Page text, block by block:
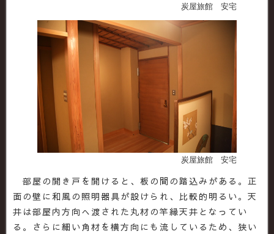
炭屋旅館 安宅
炭屋旅館 安宅
部屋の開き戸を開けると、板の間の踏込みがある。正
面の壁に和風の照明器具が設けられ、比較的明るい。天
井は部屋内方向へ渡された丸材の竿縁天井となってい
る。さらに細い角材を横方向にも流しているため、狭い